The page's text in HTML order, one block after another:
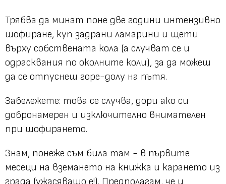
Трябва да минат поне две години интензивно
шофиране, куп задрани ламарини и щети
върху собствената кола (а случват се и
одрасквания по околните коли), за да можеш
да се отпуснеш горе-долу на пътя.
Забележете: това се случва, дори ако си
добронамерен и изключително внимателен
при шофирането.
Знам, понеже съм била там - в първите
месеци на вземането на книжка и карането из
града (ужасяващо е!). Предполагам, че и